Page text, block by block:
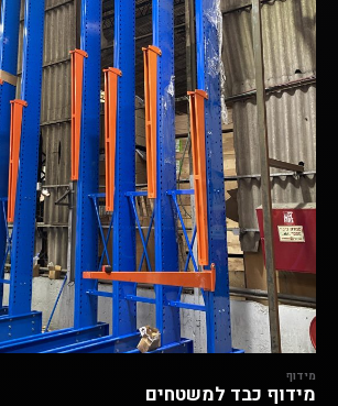
מידוף
מידוף כבד למשטחים